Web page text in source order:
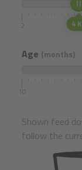
4
2
Age (months)
10
Shown feed
follow the